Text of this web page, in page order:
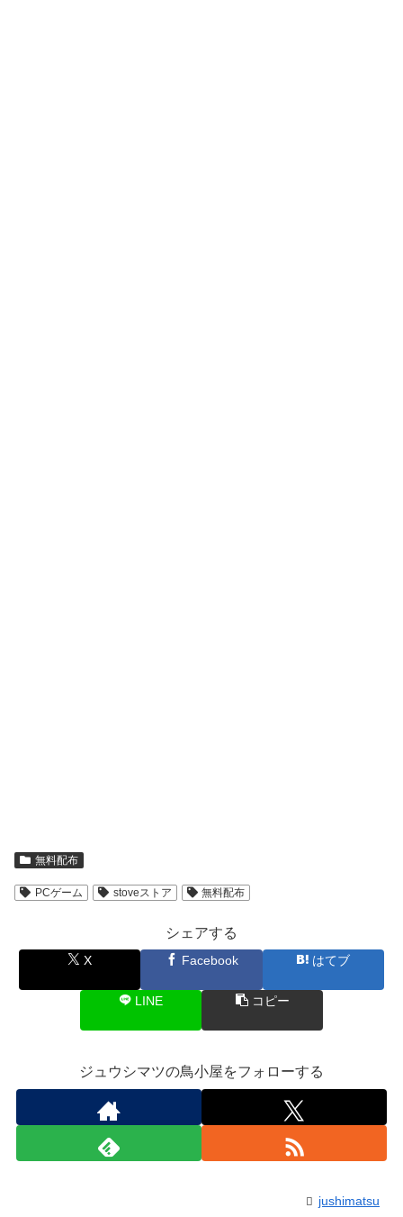
無料配布
PCゲーム stoveストア 無料配布
シェアする
X Facebook はてブ
LINE コピー
ジュウシマツの鳥小屋をフォローする
jushimatsu